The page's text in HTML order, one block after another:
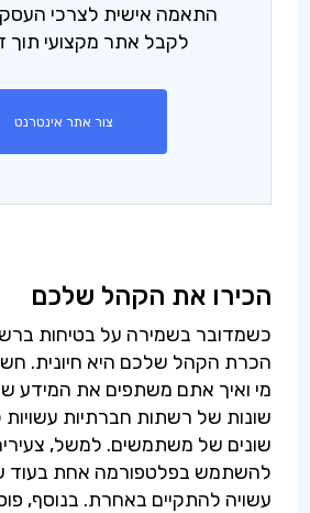
התאמה אישית לצרכי
לקבל אתר מקצועי תוך
צור אתר אינטרנט
הכירו את הקהל שלכם
כשמדובר בשמירה על בטיחות
הכרת הקהל שלכם היא חיונית.
מי ואיך אתם משתפים את המידע
שונות של רשתות חברתיות עשויות
שונים של משתמשים. למשל,
להשתמש בפלטפורמה אחת בעוד
עשויה להתקיים באחרת. בנוסף,